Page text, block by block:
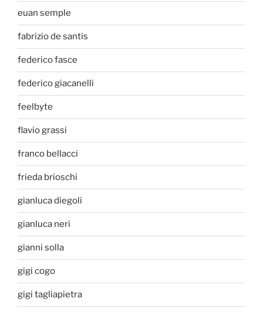
euan semple
fabrizio de santis
federico fasce
federico giacanelli
feelbyte
flavio grassi
franco bellacci
frieda brioschi
gianluca diegoli
gianluca neri
gianni solla
gigi cogo
gigi tagliapietra